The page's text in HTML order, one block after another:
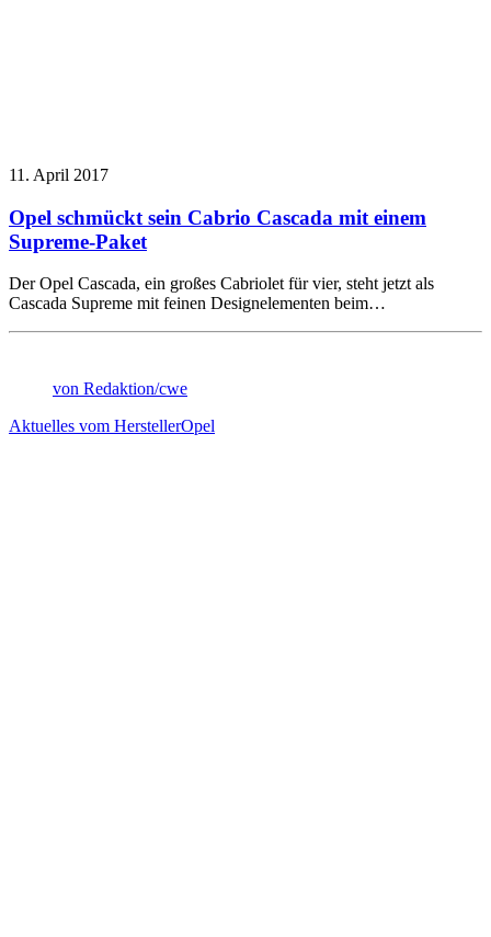
11. April 2017
Opel schmückt sein Cabrio Cascada mit einem
Supreme-Paket
Der Opel Cascada, ein großes Cabriolet für vier, steht jetzt als
Cascada Supreme mit feinen Designelementen beim…
von Redaktion/cwe
Aktuelles vom HerstellerOpel